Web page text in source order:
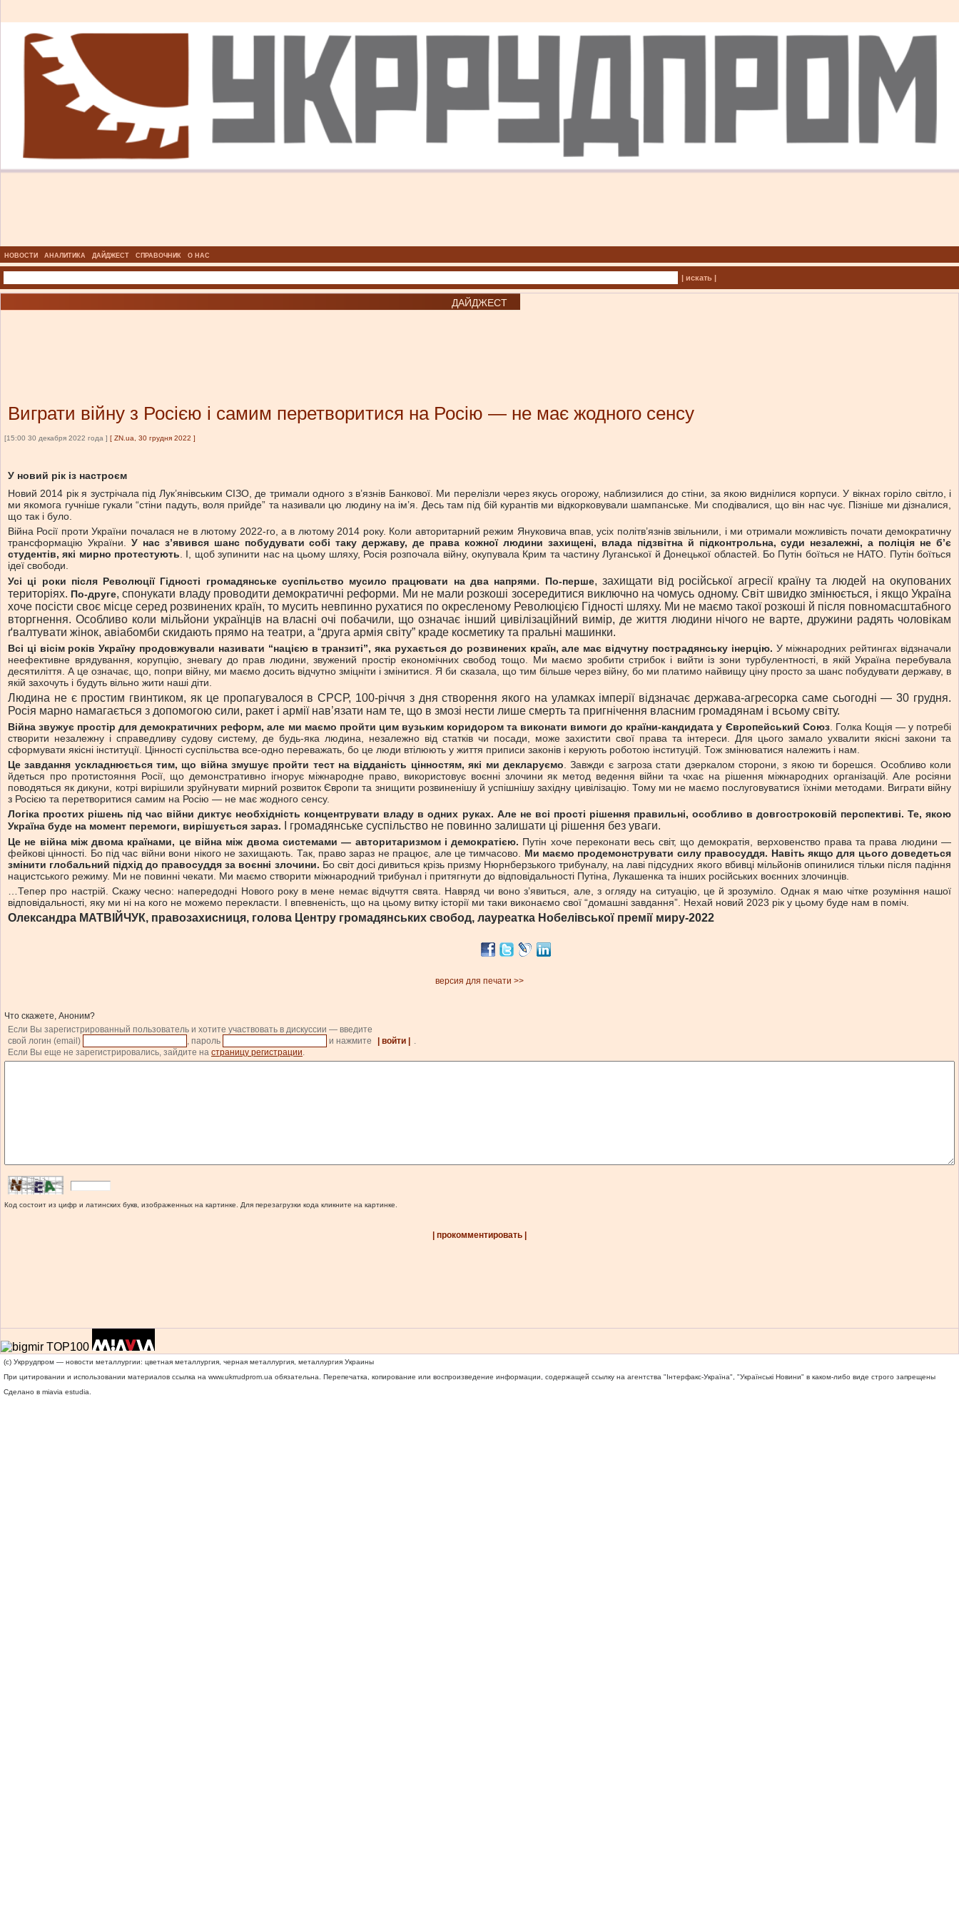
НОВОСТИ АНАЛИТИКА ДАЙДЖЕСТ СПРАВОЧНИК О НАС
| искать |
ДАЙДЖЕСТ
Виграти війну з Росією і самим перетворитися на Росію — не має жодного сенсу
[15:00 30 декабря 2022 года ] [ ZN.ua, 30 грудня 2022 ]
У новий рік із настроєм
Новий 2014 рік я зустрічала під Лук’янівським СІЗО, де тримали одного з в’язнів Банкової. Ми перелізли через якусь огорожу, наблизилися до стіни, за якою виднілися корпуси. У вікнах горіло світло, і
ми якомога гучніше гукали “стіни падуть, воля прийде” та називали цю людину на ім’я. Десь там під бій курантів ми відкорковували шампанське. Ми сподівалися, що він нас чує. Пізніше ми дізналися,
що так і було.
Війна Росії проти України почалася не в лютому 2022-го, а в лютому 2014 року. Коли авторитарний режим Януковича впав, усіх політв’язнів звільнили, і ми отримали можливість почати демократичну
трансформацію України. У нас з’явився шанс побудувати собі таку державу, де права кожної людини захищені, влада підзвітна й підконтрольна, суди незалежні, а поліція не б’є
студентів, які мирно протестують . І, щоб зупинити нас на цьому шляху, Росія розпочала війну, окупувала Крим та частину Луганської й Донецької областей. Бо Путін боїться не НАТО. Путін боїться
ідеї свободи.
Усі ці роки після Революції Гідності громадянське суспільство мусило працювати на два напрями. По-перше, захищати від російської агресії країну та людей на окупованих
територіях. По-друге, спонукати владу проводити демократичні реформи. Ми не мали розкоші зосередитися виключно на чомусь одному. Світ швидко змінюється, і якщо Україна
хоче посісти своє місце серед розвинених країн, то мусить невпинно рухатися по окресленому Революцією Гідності шляху. Ми не маємо такої розкоші й після повномасштабного
вторгнення. Особливо коли мільйони українців на власні очі побачили, що означає інший цивілізаційний вимір, де життя людини нічого не варте, дружини радять чоловікам
ґвалтувати жінок, авіабомби скидають прямо на театри, а “друга армія світу” краде косметику та пральні машинки.
Всі ці вісім років Україну продовжували називати “нацією в транзиті”, яка рухається до розвинених країн, але має відчутну пострадянську інерцію. У міжнародних рейтингах відзначали
неефективне врядування, корупцію, зневагу до прав людини, звужений простір економічних свобод тощо. Ми маємо зробити стрибок і вийти із зони турбулентності, в якій Україна перебувала
десятиліття. А це означає, що, попри війну, ми маємо досить відчутно зміцніти і змінитися. Я би сказала, що тим більше через війну, бо ми платимо найвищу ціну просто за шанс побудувати державу, в
якій захочуть і будуть вільно жити наші діти.
Людина не є простим гвинтиком, як це пропагувалося в СРСР, 100-річчя з дня створення якого на уламках імперії відзначає держава-агресорка саме сьогодні — 30 грудня.
Росія марно намагається з допомогою сили, ракет і армії нав’язати нам те, що в змозі нести лише смерть та пригнічення власним громадянам і всьому світу.
Війна звужує простір для демократичних реформ, але ми маємо пройти цим вузьким коридором та виконати вимоги до країни-кандидата у Європейський Союз. Голка Кощія — у потребі
створити незалежну і справедливу судову систему, де будь-яка людина, незалежно від статків чи посади, може захистити свої права та інтереси. Для цього замало ухвалити якісні закони та
сформувати якісні інституції. Цінності суспільства все-одно переважать, бо це люди втілюють у життя приписи законів і керують роботою інституцій. Тож змінюватися належить і нам.
Це завдання ускладнюється тим, що війна змушує пройти тест на відданість цінностям, які ми декларуємо . Завжди є загроза стати дзеркалом сторони, з якою ти борешся. Особливо коли
йдеться про протистояння Росії, що демонстративно ігнорує міжнародне право, використовує воєнні злочини як метод ведення війни та чхає на рішення міжнародних організацій. Але росіяни
поводяться як дикуни, котрі вирішили зруйнувати мирний розвиток Європи та знищити розвиненішу й успішнішу західну цивілізацію. Тому ми не маємо послуговуватися їхніми методами. Виграти війну
з Росією та перетворитися самим на Росію — не має жодного сенсу.
Логіка простих рішень під час війни диктує необхідність концентрувати владу в одних руках. Але не всі прості рішення правильні, особливо в довгостроковій перспективі. Те, якою
Україна буде на момент перемоги, вирішується зараз.
І громадянське суспільство не повинно залишати ці рішення без уваги.
Це не війна між двома країнами, це війна між двома системами — авторитаризмом і демократією. Путін хоче переконати весь світ, що демократія, верховенство права та права людини —
фейкові цінності. Бо під час війни вони нікого не захищають. Так, право зараз не працює, але це тимчасово. Ми маємо продемонструвати силу правосуддя. Навіть якщо для цього доведеться
змінити глобальний підхід до правосуддя за воєнні злочини. Бо світ досі дивиться крізь призму Нюрнберзького трибуналу, на лаві підсудних якого вбивці мільйонів опинилися тільки після падіння
нацистського режиму. Ми не повинні чекати. Ми маємо створити міжнародний трибунал і притягнути до відповідальності Путіна, Лукашенка та інших російських воєнних злочинців.
…Тепер про настрій. Скажу чесно: напередодні Нового року в мене немає відчуття свята. Навряд чи воно з’явиться, але, з огляду на ситуацію, це й зрозуміло. Однак я маю чітке розуміння нашої
відповідальності, яку ми ні на кого не можемо перекласти. І впевненість, що на цьому витку історії ми таки виконаємо свої “домашні завдання”. Нехай новий 2023 рік у цьому буде нам в поміч.
Олександра МАТВІЙЧУК, правозахисниця, голова Центру громадянських свобод, лауреатка Нобелівської премії миру-2022
версия для печати >>
Что скажете, Аноним?
Если Вы зарегистрированный пользователь и хотите участвовать в дискуссии — введите
свой логин (email)
, пароль и нажмите | войти |
.
Если Вы еще не зарегистрировались, зайдите на страницу регистрации.
Код состоит из цифр и латинских букв, изображенных на картинке. Для перезагрузки кода кликните на картинке.
| прокомментировать |
(c) Укррудпром — новости металлургии: цветная металлургия, черная металлургия, металлургия Украины
При цитировании и использовании материалов ссылка на www.ukrrudprom.ua обязательна. Перепечатка, копирование или воспроизведение информации, содержащей ссылку на агентства "Iнтерфакс-Україна", "Українськi Новини" в каком-либо виде строго запрещены
Сделано в miavia estudia.